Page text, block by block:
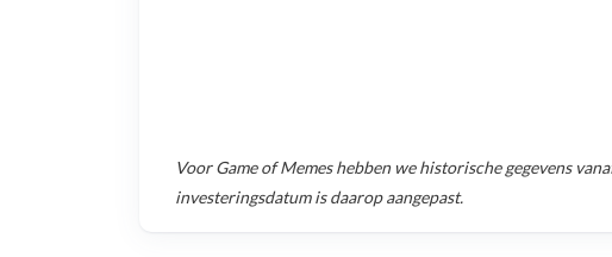
VoorGame of Memeshebben we historische gegevens
investeringsdatum is daarop aangepast.